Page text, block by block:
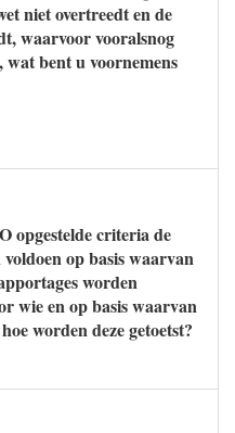
niet overtreedt en de
waarvoor vooralsnog
wat bent u voornemens
opgestelde criteria de
op basis waarvan
worden
wie en op basis waarvan
worden deze getoetst?